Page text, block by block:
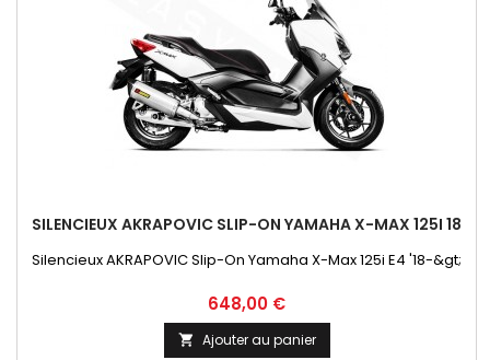
SILENCIEUX AKRAPOVIC SLIP-ON YAMAHA X-MAX 125I 18
Silencieux AKRAPOVIC Slip-On Yamaha X-Max 125i E4 '18-&gt;
Prix
648,00 €
 Ajouter au panier